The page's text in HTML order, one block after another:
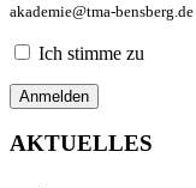
akademie@tma-bensberg.de
Ich stimme zu
AKTUELLES